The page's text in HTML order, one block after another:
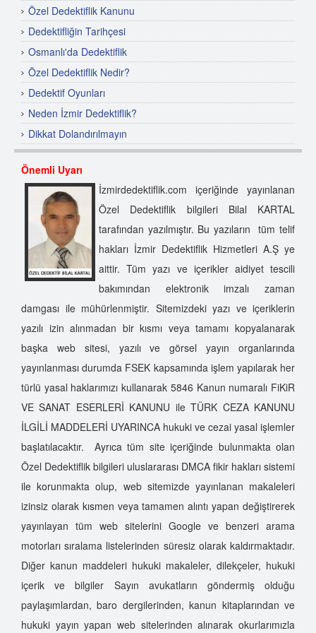
Özel Dedektiflik Kanunu
Dedektifliğin Tarihçesi
Osmanlı'da Dedektiflik
Özel Dedektiflik Nedir?
Dedektif Oyunları
Neden İzmir Dedektiflik?
Dikkat Dolandırılmayın
Özel Dedektif Nasıl Olunur?
Dünyada Özel Dedektiflik
Özel Dedektiflik Hizmet Alanları
Özel Dedektiflik
İzmir Dedektiflik Şirketi
Özel Dedektif Seçimi Nasıl Yapılır?
İzmir Dedektiflik Anonim Şirketi
İzmir'de Dedektif
Dedektiflik Kursu
Dedektiflik Şirketi
Özel Dedektifliğin Akademik Eğitimi
İzmir Özel Dedektiflik A.Ş.
Kimler Özel Dedektif Olabilir?
Özel Dedektiflik Eğitimi
Özel Dedektiflik Hizmet Türleri
Sahte Dedektiflere Dikkat
Özel Hayatın Gizliliğini İhlal Suçu Nasıl Oluşur?
Sahte Özel Dedektiflerin Çalışma Şekilleri
Türkiye'de Özel Dedektiflik
Kimler Dedektif Olabilir?
Özel Dedektif Tutmak Suç Mu?
Özel Dedektif Olmak İçin Neler Gerekir?
Önemli Uyarı
İzmirdedektiflik.com içeriğinde yayınlanan
Özel Dedektiflik bilgileri Bilal KARTAL
tarafından yazılmıştır. Bu yazıların tüm telif
hakları İzmir Dedektiflik Hizmetleri A.Ş ye
aittir. Tüm yazı ve içerikler aidiyet tescili
bakımından elektronik imzalı zaman
damgası ile mühürlenmiştir. Sitemizdeki yazı ve içeriklerin
yazılı izin alınmadan bir kısmı veya tamamı kopyalanarak
başka web sitesi, yazılı ve görsel yayın organlarında
yayınlanması durumda FSEK kapsamında işlem yapılarak her
türlü yasal haklarımızı kullanarak 5846 Kanun numaralı FiKiR
VE SANAT ESERLERİ KANUNU ile TÜRK CEZA KANUNU
İLGİLİ MADDELERİ UYARINCA hukuki ve cezai yasal işlemler
başlatılacaktır. Ayrıca tüm site içeriğinde bulunmakta olan
Özel Dedektiflik bilgileri uluslararası DMCA fikir hakları sistemi
ile korunmakta olup, web sitemizde yayınlanan makaleleri
izinsiz olarak kısmen veya tamamen alıntı yapan değiştirerek
yayınlayan tüm web sitelerini Google ve benzeri arama
motorları sıralama listelerinden süresiz olarak kaldırmaktadır.
Diğer kanun maddeleri hukuki makaleler, dilekçeler, hukuki
içerik ve bilgiler Sayın avukatların göndermiş olduğu
paylaşımlardan, baro dergilerinden, kanun kitaplarından ve
hukuki yayın yapan web sitelerinden alınarak okurlarımızla